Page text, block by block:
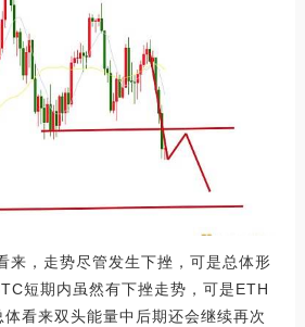
来，走势尽管发生下挫，可是总体形
短期内虽然有下挫走势，可是ETH
看来双头能量中后期还会继续再次